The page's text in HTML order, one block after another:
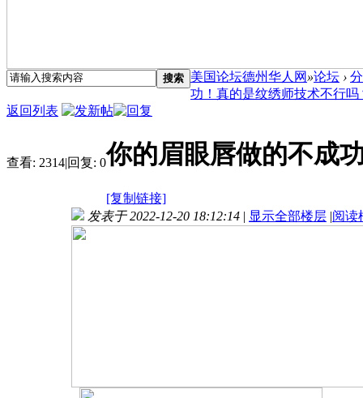
搜索 美国论坛德州华人网 »论坛 ›
功！真的是纹绣师技术不行吗
返回列表
查看: 2314|回复: 0你的眉眼唇做的不成
[复制链接]
发表于 2022-12-20 18:12:14 | 显示全部楼层 |阅读